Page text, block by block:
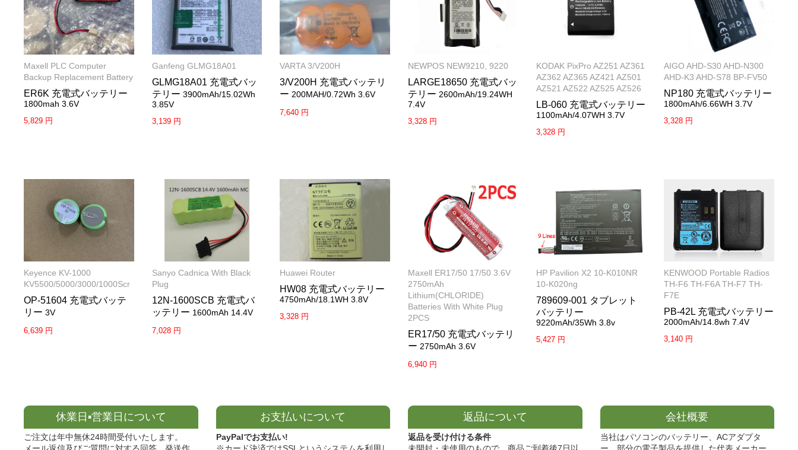
Maxell PLC Computer
Backup Replacement Battery
ER6K 充電式バッテリー
1800mah 3.6V
5,829 円
Ganfeng GLMG18A01
GLMG18A01 充電式バッ
テリー 3900mAh/15.02Wh
3.85V
3,139 円
VARTA 3/V200H
3/V200H 充電式バッテリ
ー 200MAH/0.72Wh 3.6V
7,640 円
NEWPOS NEW9210, 9220
LARGE18650 充電式バッ
テリー 2600mAh/19.24WH
7.4V
3,328 円
KODAK PixPro AZ251 AZ361
AZ362 AZ365 AZ421 AZ501
AZ521 AZ522 AZ525 AZ526
LB-060 充電式バッテリー
1100mAh/4.07WH 3.7V
3,328 円
AIGO AHD-S30 AHD-N300
AHD-K3 AHD-S78 BP-FV50
NP180 充電式バッテリー
1800mAh/6.66WH 3.7V
3,328 円
Keyence KV-1000
KV5500/5000/3000/1000Scr
OP-51604 充電式バッテ
リー 3V
6,639 円
Sanyo Cadnica With Black
Plug
12N-1600SCB 充電式バ
ッテリー 1600mAh 14.4V
7,028 円
Huawei Router
HW08 充電式バッテリー
4750mAh/18.1WH 3.8V
3,328 円
Maxell ER17/50 17/50 3.6V
2750mAh
Lithium(CHLORIDE)
Batteries With White Plug
2PCS
ER17/50 充電式バッテリ
ー 2750mAh 3.6V
6,940 円
HP Pavilion X2 10-K010NR
10-K020ng
789609-001 タブレット
バッテリー
9220mAh/35Wh 3.8v
5,427 円
KENWOOD Portable Radios
TH-F6 TH-F6A TH-F7 TH-
F7E
PB-42L 充電式バッテリー
2000mAh/14.8wh 7.4V
3,140 円
休業日▪営業日について
ご注文は年中無休24時間受付いたします。
お支払いについて
PayPalでお支払い!
返品について
返品を受け付ける条件
会社概要
当社はパソコンのバッテリー、ACアダプタ